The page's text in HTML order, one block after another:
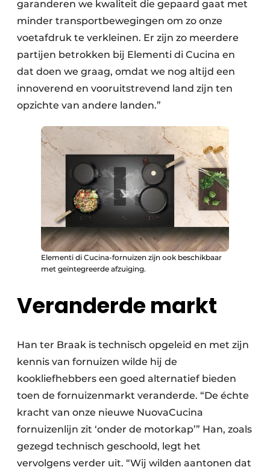
garanderen we kwaliteit die gepaard gaat met
minder transportbewegingen om zo onze
voetafdruk te verkleinen. Er zijn zo meerdere
partijen betrokken bij Elementi di Cucina en
dat doen we graag, omdat we nog altijd een
innoverend en vooruitstrevend land zijn ten
opzichte van andere landen.”
Elementi di Cucina-fornuizen zijn ook beschikbaar
met geïntegreerde afzuiging.
Veranderde markt
Han ter Braak is technisch opgeleid en met zijn
kennis van fornuizen wilde hij de
kookliefhebbers een goed alternatief bieden
toen de fornuizenmarkt veranderde. “De échte
kracht van onze nieuwe NuovaCucina
fornuizenlijn zit ‘onder de motorkap’” Han, zoals
gezegd technisch geschoold, legt het
vervolgens verder uit. “Wij wilden aantonen dat